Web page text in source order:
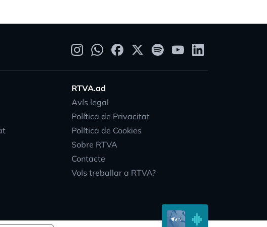
RTVA.ad
Avís legal
Política de Privacitat
Política de Cookies
Sobre RTVA
Contacte
Vols treballar a RTVA?